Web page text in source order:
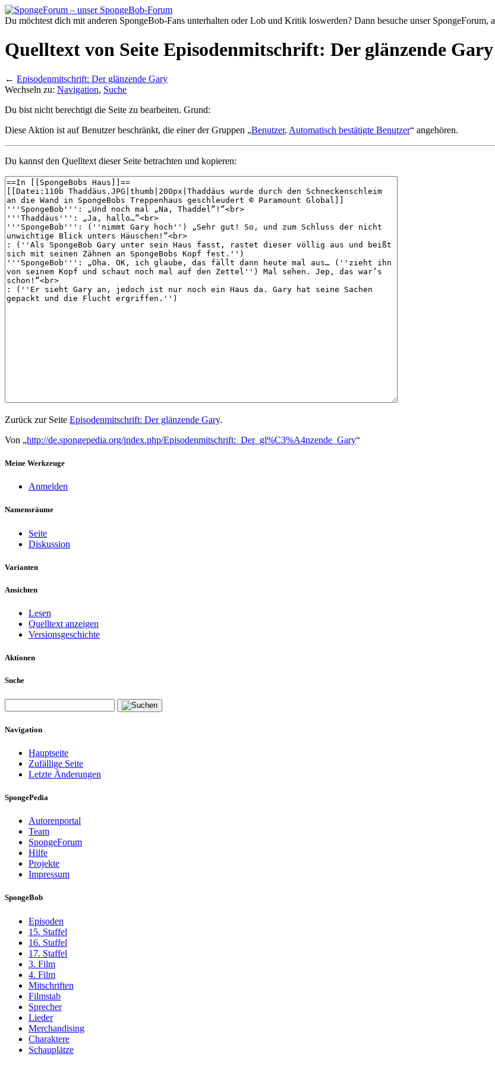
Du möchtest dich mit anderen SpongeBob-Fans unterhalten oder Lob und Kritik loswerden? Dann besuche unser SpongeForum,
Quelltext von Seite Episodenmitschrift: Der glänzende Gary
← Episodenmitschrift: Der glänzende Gary
Wechseln zu: Navigation, Suche
Du bist nicht berechtigt die Seite zu bearbeiten. Grund:
Diese Aktion ist auf Benutzer beschränkt, die einer der Gruppen „Benutzer, Automatisch bestätigte Benutzer“ angehören.
Du kannst den Quelltext dieser Seite betrachten und kopieren:
Zurück zur Seite Episodenmitschrift: Der glänzende Gary.
Von „http://de.spongepedia.org/index.php/Episodenmitschrift:_Der_gl%C3%A4nzende_Gary“
Meine Werkzeuge
Anmelden
Namensräume
Seite
Diskussion
Varianten
Ansichten
Lesen
Quelltext anzeigen
Versionsgeschichte
Aktionen
Suche
Navigation
Hauptseite
Zufällige Seite
Letzte Änderungen
SpongePedia
Autorenportal
Team
SpongeForum
Hilfe
Projekte
Impressum
SpongeBob
Episoden
15. Staffel
16. Staffel
17. Staffel
3. Film
4. Film
Mitschriften
Filmstab
Sprecher
Lieder
Merchandising
Charaktere
Schauplätze